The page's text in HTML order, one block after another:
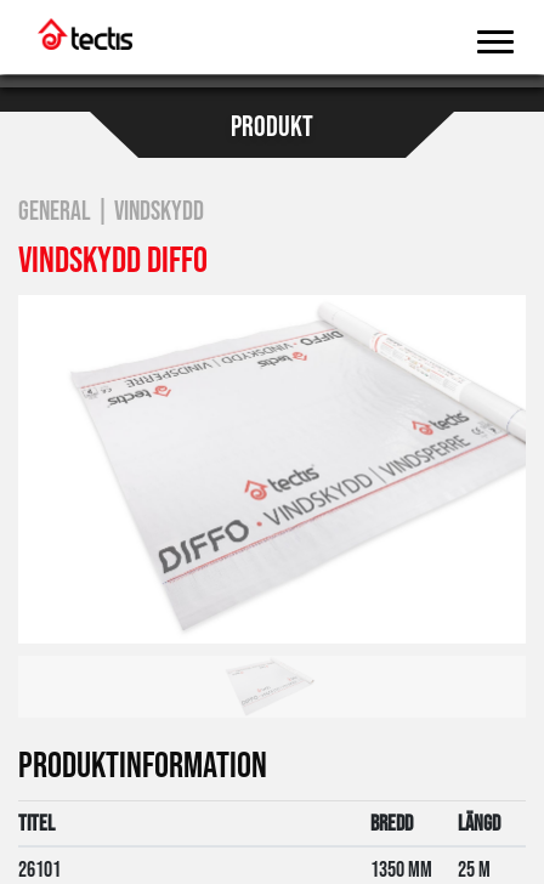
PRODUKT
GENERAL | VINDSKYDD
VINDSKYDD DIFFO
PRODUKTINFORMATION
Titel Bredd
Längd
26101
1350 mm 25 m